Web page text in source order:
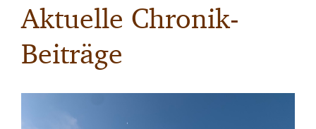
Aktuelle Chronik-
Beiträge